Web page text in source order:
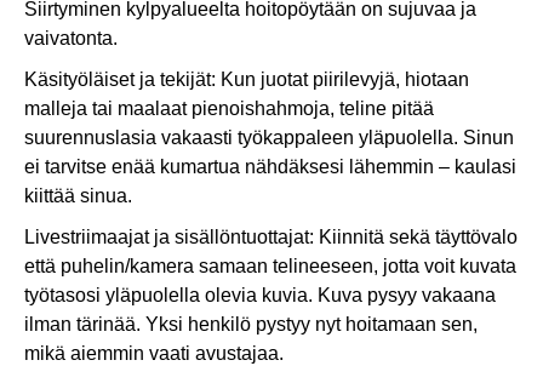
Siirtyminen kylpyalueelta hoitopöytään on sujuvaa ja
vaivatonta.
Käsityöläiset ja tekijät: Kun juotat piirilevyjä, hiotaan
malleja tai maalaat pienoishahmoja, teline pitää
suurennuslasia vakaasti työkappaleen yläpuolella. Sinun
ei tarvitse enää kumartua nähdäksesi lähemmin – kaulasi
kiittää sinua.
Livestriimaajat ja sisällöntuottajat: Kiinnitä sekä täyttövalo
että puhelin/kamera samaan telineeseen, jotta voit kuvata
työtasosi yläpuolella olevia kuvia. Kuva pysyy vakaana
ilman tärinää. Yksi henkilö pystyy nyt hoitamaan sen,
mikä aiemmin vaati avustajaa.